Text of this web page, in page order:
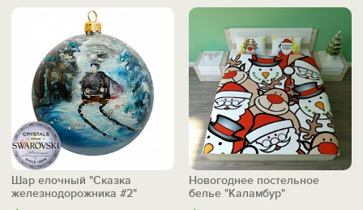
Шар елочный "Сказка
железнодорожника #2"
Новогоднее постельное
белье "Каламбур"